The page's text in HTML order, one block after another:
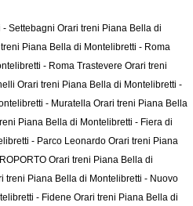
Settebagni Orari treni Piana Bella di
Piana Bella di Montelibretti - Roma
- Roma Trastevere Orari treni
Orari treni Piana Bella di Montelibretti -
- Muratella Orari treni Piana Bella
Piana Bella di Montelibretti - Fiera di
- Parco Leonardo Orari treni Piana
Orari treni Piana Bella di
treni Piana Bella di Montelibretti - Nuovo
- Fidene Orari treni Piana Bella di